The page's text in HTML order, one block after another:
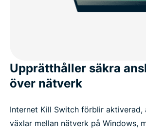
Upprätthåller säkra
över nätverk
Internet Kill Switch förblir aktiverad,
växlar mellan nätverk på Windows,